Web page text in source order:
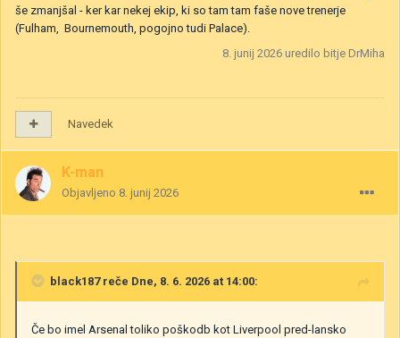
še zmanjšal - ker kar nekej ekip, ki so tam tam faše nove trenerje
(Fulham, Bournemouth, pogojno tudi Palace).
8. junij 2026 uredilo bitje DrMiha
Navedek
K-man
Objavljeno 8. junij 2026
black187reče Dne, 8. 6. 2026 at 14:00:
Če bo imel Arsenal toliko poškodb kot Liverpool pred-lansko